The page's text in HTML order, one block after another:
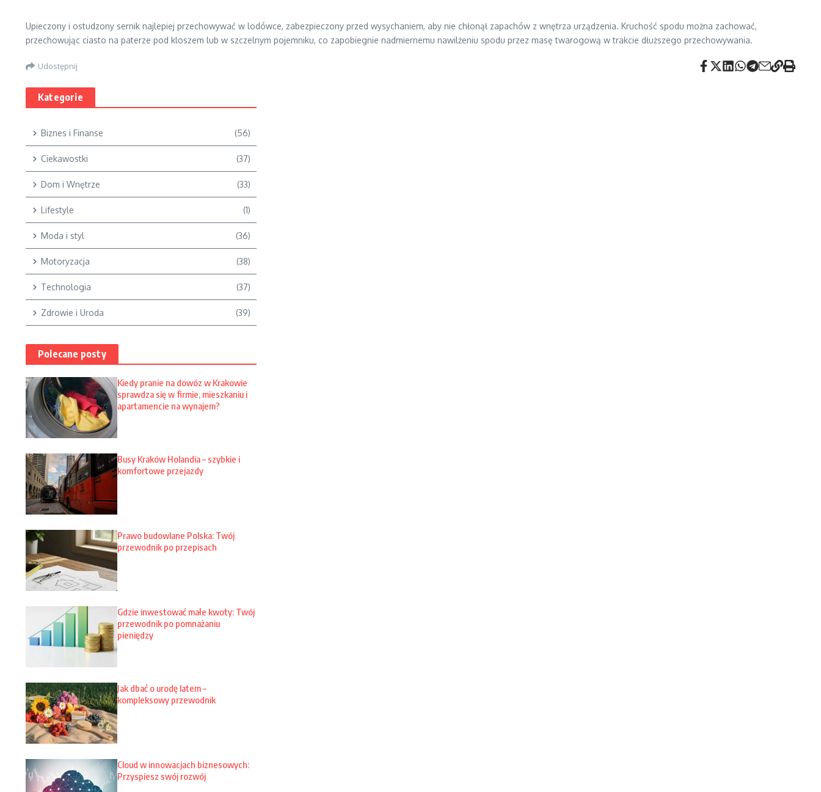
Upieczony i ostudzony sernik najlepiej przechowywać w lodówce, zabezpieczony przed wysychaniem, aby nie chłonął zapachów z wnętrza urządzenia. Kruchość spodu można zachować,
przechowując ciasto na paterze pod kloszem lub w szczelnym pojemniku, co zapobiegnie nadmiernemu nawilżeniu spodu przez masę twarogową w trakcie dłuższego przechowywania.
Udostępnij
Kategorie
Biznes i Finanse (56)
Ciekawostki (37)
Dom i Wnętrze (33)
Lifestyle (1)
Moda i styl (36)
Motoryzacja (38)
Technologia (37)
Zdrowie i Uroda (39)
Polecane posty
Kiedy pranie na dowóz w Krakowie
sprawdza się w firmie, mieszkaniu i
apartamencie na wynajem?
Busy Kraków Holandia – szybkie i
komfortowe przejazdy
Prawo budowlane Polska: Twój
przewodnik po przepisach
Gdzie inwestować małe kwoty: Twój
przewodnik po pomnażaniu
pieniędzy
Jak dbać o urodę latem –
kompleksowy przewodnik
Cloud w innowacjach biznesowych:
Przyspiesz swój rozwój